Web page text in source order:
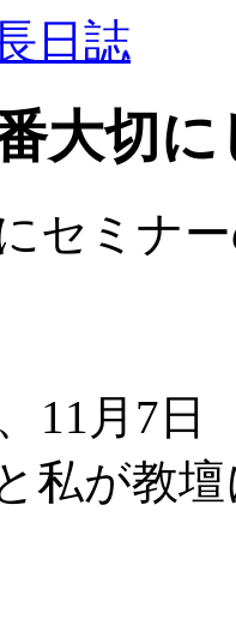
日誌
大切
セミナ
11月7日
私が教